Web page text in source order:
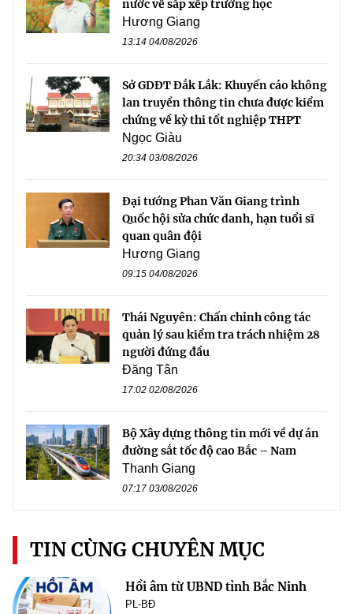
nước về sắp xếp trường học
Hương Giang
13:14 04/08/2026
Sở GDĐT Đắk Lắk: Khuyến cáo không
lan truyền thông tin chưa được kiểm
chứng về kỳ thi tốt nghiệp THPT
Ngọc Giàu
20:34 03/08/2026
Đại tướng Phan Văn Giang trình
Quốc hội sửa chức danh, hạn tuổi sĩ
quan quân đội
Hương Giang
09:15 04/08/2026
Thái Nguyên: Chấn chỉnh công tác
quản lý sau kiểm tra trách nhiệm 28
người đứng đầu
Đăng Tân
17:02 02/08/2026
Bộ Xây dựng thông tin mới về dự án
đường sắt tốc độ cao Bắc – Nam
Thanh Giang
07:17 03/08/2026
TIN CÙNG CHUYÊN MỤC
Hồi âm từ UBND tỉnh Bắc Ninh
PL-BĐ